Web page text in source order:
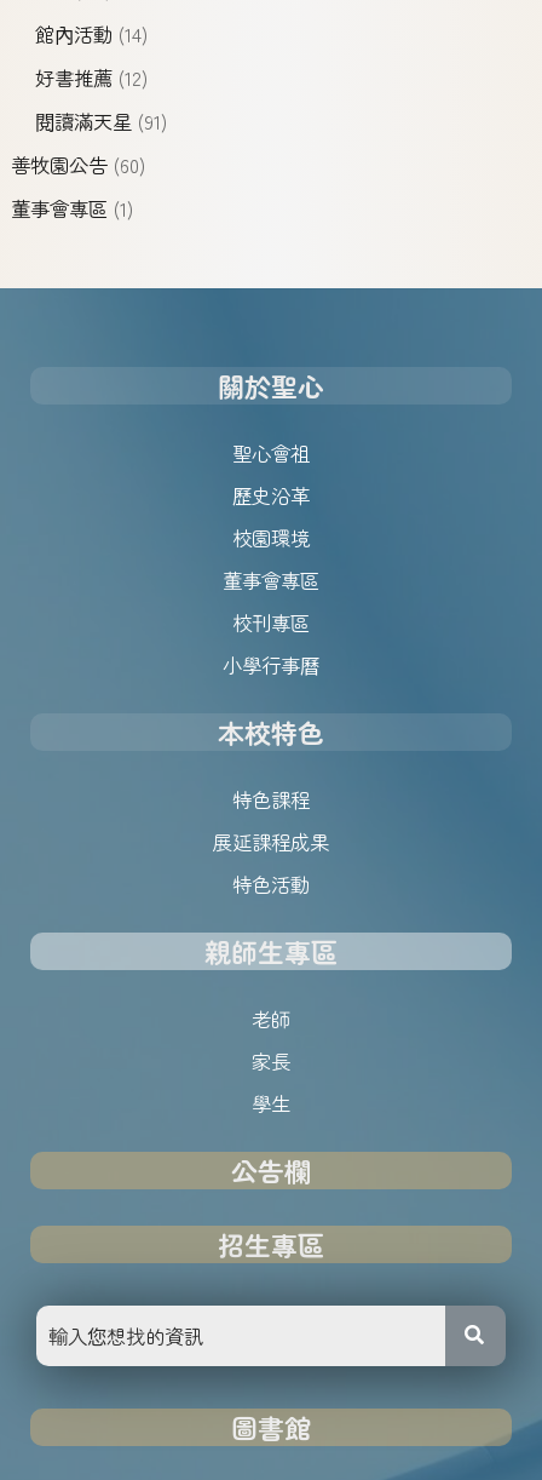
館內活動 (14)
好書推薦(12)
閱讀滿天星 (91)
善牧園公告(60)
董事會專區 (1)
關於聖心
聖心會祖
歷史沿革
校園環境
董事會專區
校刊專區
小學行事曆
本校特色
特色課程
展延課程成果
特色活動
親師生專區
老師
家長
學生
公告欄
招生專區
圖書館